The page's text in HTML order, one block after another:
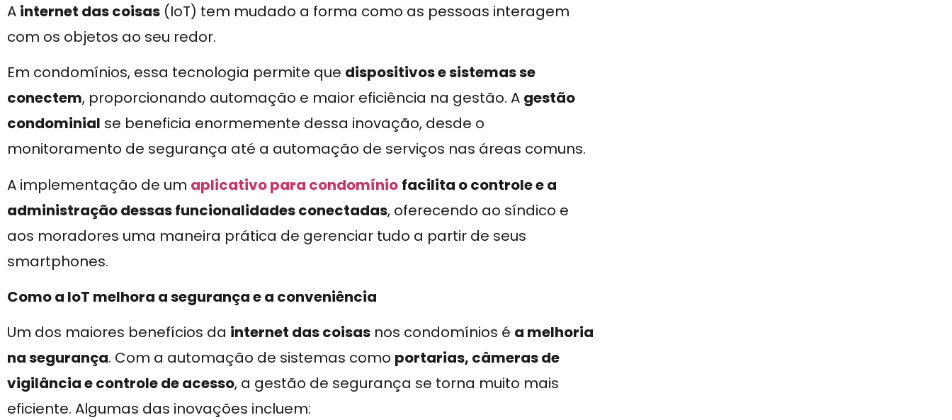
A internet das coisas (IoT) tem mudado a forma como as pessoas interagem
com os objetos ao seu redor.
Em condomínios, essa tecnologia permite que dispositivos e sistemas se
conectem, proporcionando automação e maior eficiência na gestão. A gestão
condominial se beneficia enormemente dessa inovação, desde o
monitoramento de segurança até a automação de serviços nas áreas comuns.
A implementação de um aplicativo para condomínio facilita o controle e a
administração dessas funcionalidades conectadas, oferecendo ao síndico e
aos moradores uma maneira prática de gerenciar tudo a partir de seus
smartphones.
Como a IoT melhora a segurança e a conveniência
Um dos maiores benefícios da internet das coisas nos condomínios é a melhoria
na segurança. Com a automação de sistemas como portarias, câmeras de
vigilância e controle de acesso, a gestão de segurança se torna muito mais
eficiente. Algumas das inovações incluem: